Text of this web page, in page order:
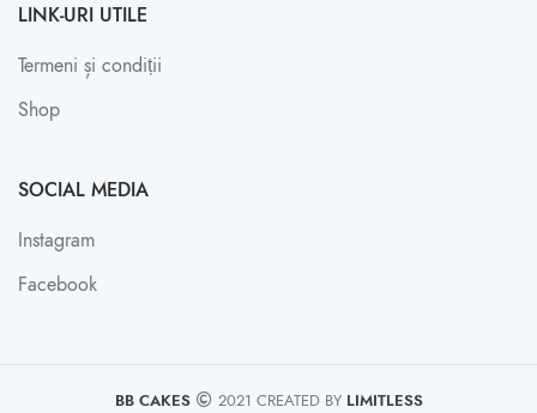
LINK-URI UTILE
Termeni și condiții
Shop
SOCIAL MEDIA
Instagram
Facebook
BB CAKES 2021 CREATED BY LIMITLESS